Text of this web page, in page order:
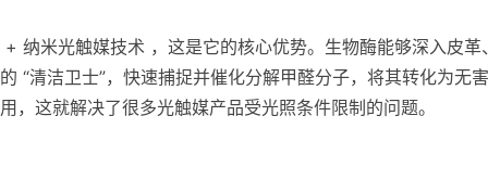
纳米光触媒技术 ，这是它的核心优势。生物酶能够深入皮革
“清洁卫士”，快速捕捉并催化分解甲醛分子，将其转化为无害
这就解决了很多光触媒产品受光照条件限制的问题。